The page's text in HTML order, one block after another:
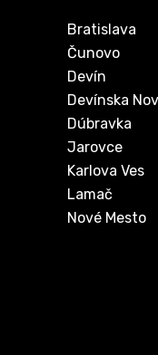
Bratislava
Čunovo
Devín
Devínska
Dúbravka
Jarovce
Karlova Ves
Lamač
Nové Mesto